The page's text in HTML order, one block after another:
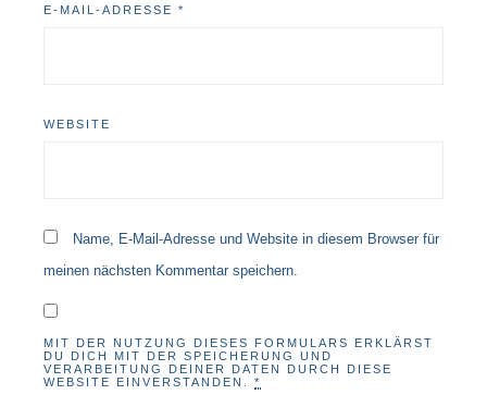
E-MAIL-ADRESSE *
WEBSITE
Name, E-Mail-Adresse und Website in diesem Browser für
meinen nächsten Kommentar speichern.
MIT DER NUTZUNG DIESES FORMULARS ERKLÄRST
DU DICH MIT DER SPEICHERUNG UND
VERARBEITUNG DEINER DATEN DURCH DIESE
WEBSITE EINVERSTANDEN. *